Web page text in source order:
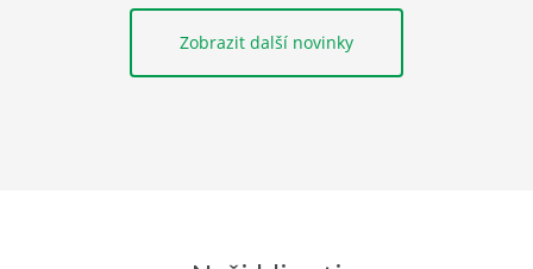
Zobrazit další novinky